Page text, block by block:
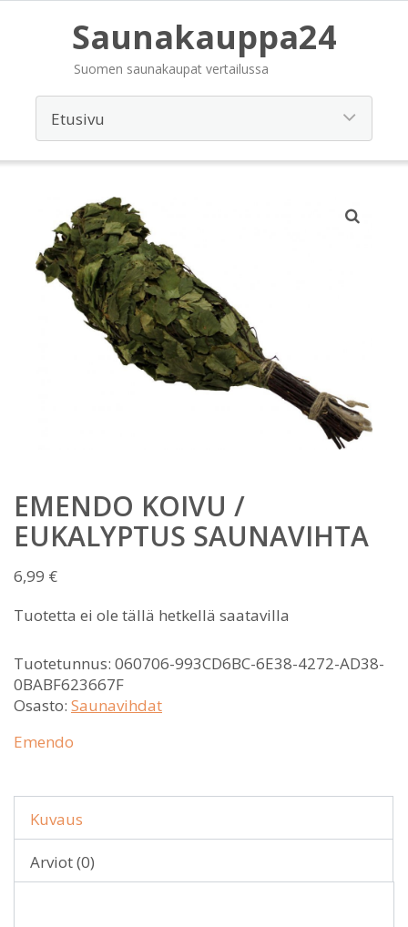
Saunakauppa24
Suomen saunakaupat vertailussa
EMENDO KOIVU /
EUKALYPTUS SAUNAVIHTA
6,99 €
Tuotetta ei ole tällä hetkellä saatavilla
Tuotetunnus: 060706-993CD6BC-6E38-4272-AD38-
0BABF623667F
Osasto: Saunavihdat
Emendo
Kuvaus
Arviot (0)